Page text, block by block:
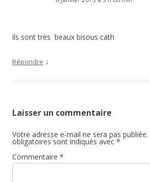
ils sont très beaux bisous cath
Répondre ↓
Laisser un commentaire
Votre adresse e-mail ne sera pas publiée.
obligatoires sont indiqués avec *
Commentaire *